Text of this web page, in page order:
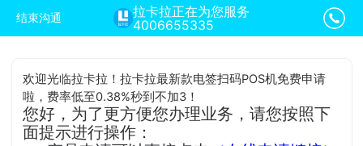
结束沟通
拉卡拉正在为您服务
4006655335
欢迎光临拉卡拉！拉卡拉最新款电签扫码POS机免费申请
啦，费率低至0.38%秒到不加3！
您好，为了更方便您办理业务，请您按照下
面提示进行操作：